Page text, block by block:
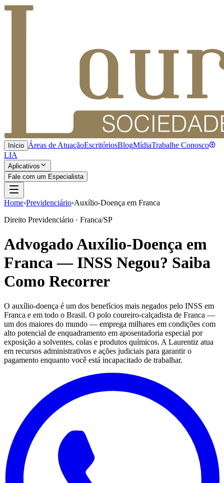
Início Áreas de AtuaçãoEscritóriosBlogMídiaTrabalhe Conosco
LIA
Aplicativos
Fale com um Especialista
Home›Previdenciário›Auxílio-Doença em Franca
Direito Previdenciário · Franca/SP
Advogado Auxílio-Doença em
Franca — INSS Negou? Saiba
Como Recorrer
O auxílio-doença é um dos benefícios mais negados pelo INSS em
Franca e em todo o Brasil. O polo coureiro-calçadista de Franca —
um dos maiores do mundo — emprega milhares em condições com
alto potencial de enquadramento em aposentadoria especial por
exposição a solventes, colas e produtos químicos. A Laurentiz atua
em recursos administrativos e ações judiciais para garantir o
pagamento enquanto você está incapacitado de trabalhar.